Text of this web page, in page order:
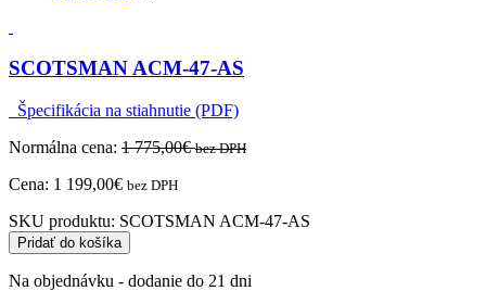
SCOTSMAN ACM-47-AS
Špecifikácia na stiahnutie (PDF)
Normálna cena: 1 775,00€ bez DPH
Cena: 1 199,00€ bez DPH
SKU produktu: SCOTSMAN ACM-47-AS
Pridať do košíka
Na objednávku - dodanie do 21 dni